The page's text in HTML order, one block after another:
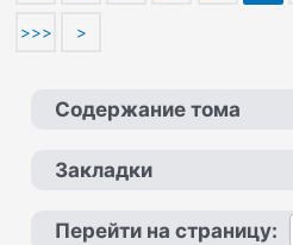
>>> >
Содержание тома
Закладки
Перейти на страницу: